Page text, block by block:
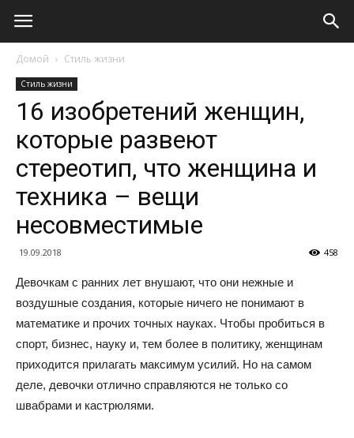
Домой Стиль жизни
Стиль жизни
16 изобретений женщин,
которые развеют
стереотип, что женщина и
техника – вещи
несовместимые
19.09.2018 458
Девочкам с ранних лет внушают, что они нежные и
воздушные создания, которые ничего не понимают в
математике и прочих точных науках. Чтобы пробиться в
спорт, бизнес, науку и, тем более в политику, женщинам
приходится прилагать максимум усилий. Но на самом
деле, девочки отлично справляются не только со
швабрами и кастрюлями.